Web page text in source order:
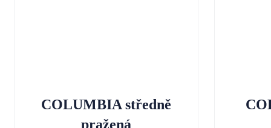
COLUMBIA středně
pražená